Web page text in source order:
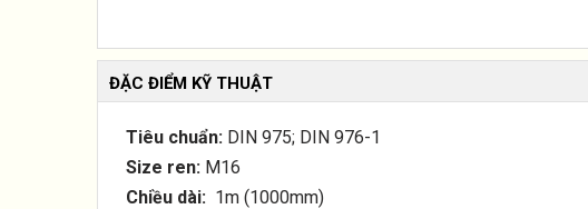
ĐẶC ĐIỂM KỸ THUẬT
Tiêu chuẩn: DIN 975; DIN 976-1
Size ren: M16
Chiều dài: 1m (1000mm)